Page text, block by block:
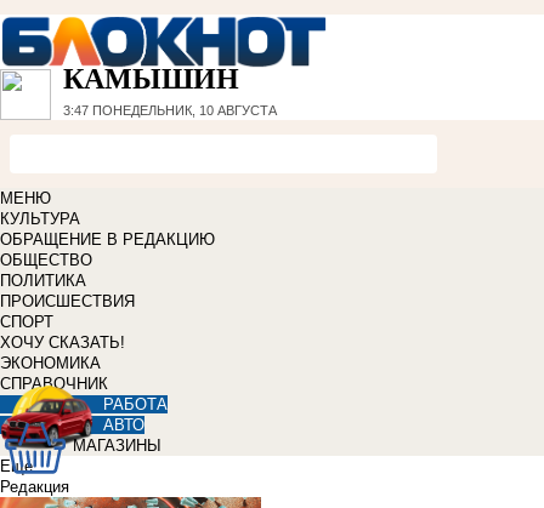
КАМЫШИН
3:47 ПОНЕДЕЛЬНИК, 10 АВГУСТА
МЕНЮ
КУЛЬТУРА
ОБРАЩЕНИЕ В РЕДАКЦИЮ
ОБЩЕСТВО
ПОЛИТИКА
ПРОИСШЕСТВИЯ
СПОРТ
ХОЧУ СКАЗАТЬ!
ЭКОНОМИКА
СПРАВОЧНИК
РАБОТА
АВТО
МАГАЗИНЫ
Еще
Редакция